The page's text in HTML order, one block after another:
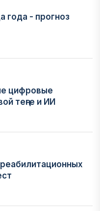
года - прогноз
цифровые
теңге и ИИ